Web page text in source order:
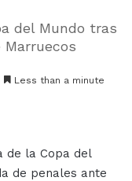
del Mundo tras
Less than a minute
de la Copa del
de penales ante